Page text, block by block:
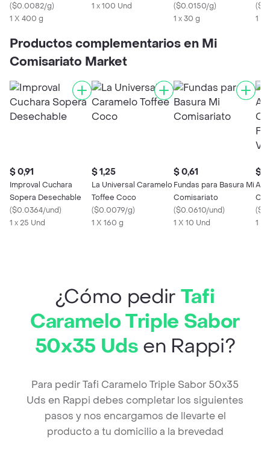
Surtidos
($0.0082/g)
1 X 400 g
1 x 100 Und
($0.0150/g)
1 x 30 g
(
1 X
Productos complementarios en Mi
Comisariato Market
$ 0,91
Improval Cuchara
Sopera Desechable
($0.0364/und)
1 x 25 Und
$ 1,25
La Universal Caramelo
Toffee Coco
($0.0079/g)
1 X 160 g
$ 0,61
Fundas para Basura Mi
Comisariato
($0.0610/und)
1 X 10 Und
$
(
1 X
¿Cómo pedir Tafi
Caramelo Triple Sabor
50x35 Uds en Rappi?
Para pedir Tafi Caramelo Triple Sabor 50x35
Uds en Rappi debes completar los siguientes
pasos y nos encargamos de llevarte el
producto a tu domicilio a la brevedad